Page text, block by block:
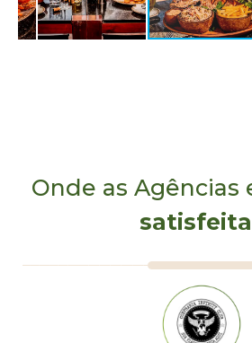
Onde as Agências